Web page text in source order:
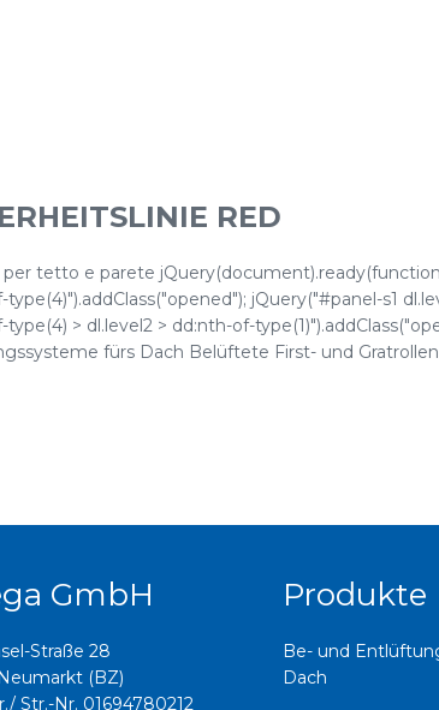
RED
tetto e parete jQuery(document).ready(function
jQuery("#panel-s1
type(4) > dl.level2 > dd:nth-of-
fürs Dach Belüftete First- und
GmbH
Straße 28
(BZ)
Str.-Nr. 01694780212
Produkte
Be- und
Dach